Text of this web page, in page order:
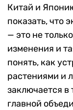
Китай и
показать, что
— это не
изменения и
понять, как
растениями и
заключается в
главной